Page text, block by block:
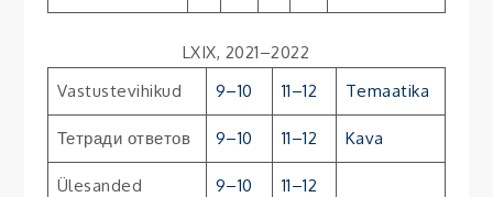
LXIX, 2021–2022
Vastustevihikud
9–10 11–12 Temaatika
Тетради ответов 9–10 11–12 Kava
Ülesanded 9–10 11–12